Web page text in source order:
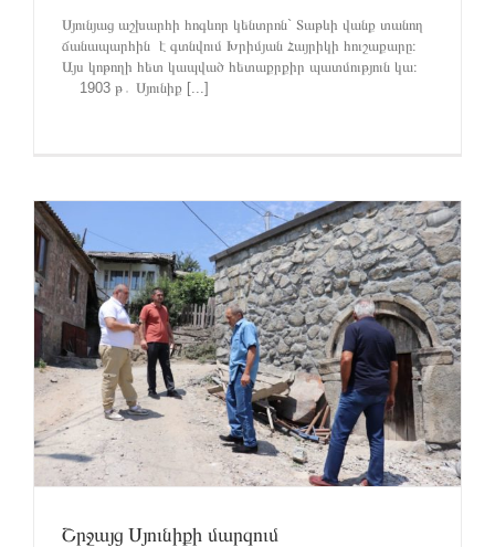
Սյունյաց աշխարհի հոգևոր կենտրոն` Տաթևի վանք տանող
ճանապարհին է գտնվում Խրիմյան Հայրիկի հուշաքարը։
Այս կոթողի հետ կապված հետաքրքիր պատմություն կա։
1903 թ․ Սյունիք [...]
Շրջայց Սյունիքի մարզում